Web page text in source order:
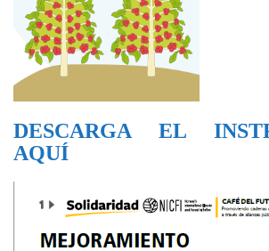
DESCARGA EL
AQUÍ